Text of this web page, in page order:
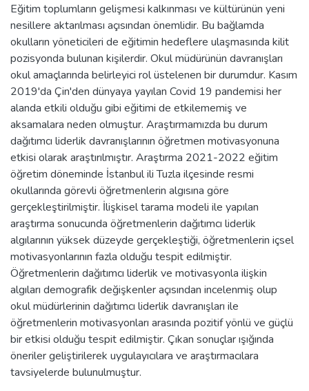
Eğitim toplumların gelişmesi kalkınması ve kültürünün yeni
nesillere aktarılması açısından önemlidir. Bu bağlamda
okulların yöneticileri de eğitimin hedeflere ulaşmasında kilit
pozisyonda bulunan kişilerdir. Okul müdürünün davranışları
okul amaçlarında belirleyici rol üstelenen bir durumdur. Kasım
2019'da Çin'den dünyaya yayılan Covid 19 pandemisi her
alanda etkili olduğu gibi eğitimi de etkilememiş ve
aksamalara neden olmuştur. Araştırmamızda bu durum
dağıtımcı liderlik davranışlarının öğretmen motivasyonuna
etkisi olarak araştırılmıştır. Araştırma 2021-2022 eğitim
öğretim döneminde İstanbul ili Tuzla ilçesinde resmi
okullarında görevli öğretmenlerin algısına göre
gerçekleştirilmiştir. İlişkisel tarama modeli ile yapılan
araştırma sonucunda öğretmenlerin dağıtımcı liderlik
algılarının yüksek düzeyde gerçekleştiği, öğretmenlerin içsel
motivasyonlarının fazla olduğu tespit edilmiştir.
Öğretmenlerin dağıtımcı liderlik ve motivasyonla ilişkin
algıları demografik değişkenler açısından incelenmiş olup
okul müdürlerinin dağıtımcı liderlik davranışları ile
öğretmenlerin motivasyonları arasında pozitif yönlü ve güçlü
bir etkisi olduğu tespit edilmiştir. Çıkan sonuçlar ışığında
öneriler geliştirilerek uygulayıcılara ve araştırmacılara
tavsiyelerde bulunulmuştur.